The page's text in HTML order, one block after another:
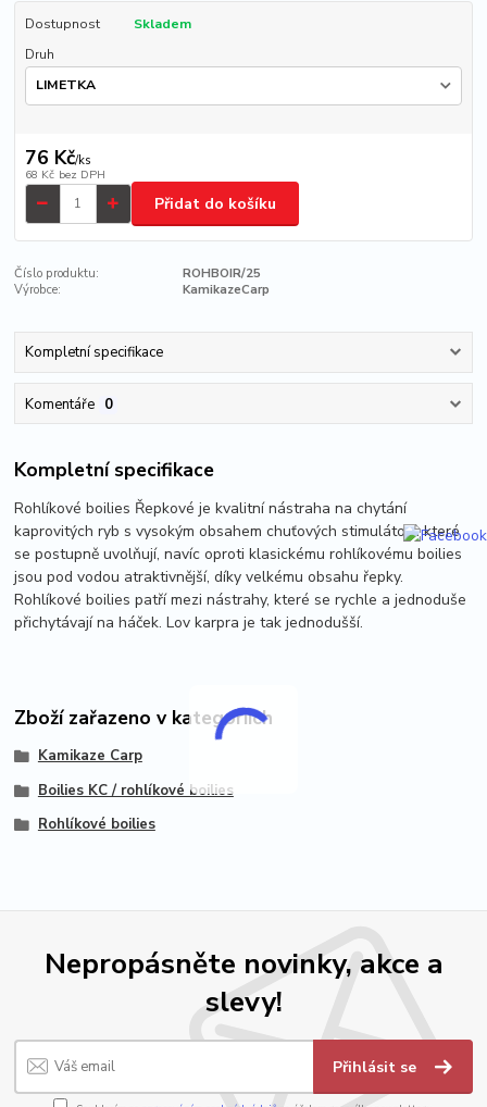
Dostupnost
Skladem
Druh
76 Kč/ks
68 Kč bez DPH
Přidat do košíku
Číslo produktu:
ROHBOIR/25
Výrobce:
KamikazeCarp
Kompletní specifikace
Komentáře 0
Kompletní specifikace
Rohlíkové boilies Řepkové je kvalitní nástraha na chytání
kaprovitých ryb s vysokým obsahem chuťových stimulátorů které
se postupně uvolňují, navíc oproti klasickému rohlíkovému boilies
jsou pod vodou atraktivnější, díky velkému obsahu řepky.
Rohlíkové boilies patří mezi nástrahy, které se rychle a jednoduše
přichytávají na háček. Lov karpra je tak jednodušší.
Zboží zařazeno v kategoriích
Kamikaze Carp
Boilies KC / rohlíkové boilies
Rohlíkové boilies
Nepropásněte novinky, akce a
slevy!
Přihlásit se